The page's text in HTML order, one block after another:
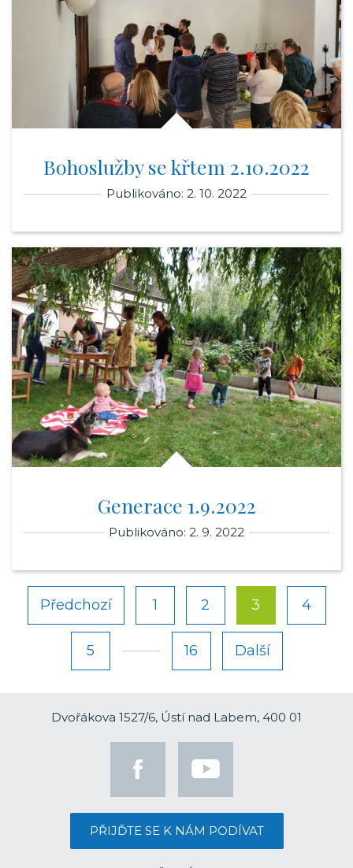
Bohoslužby se křtem 2.10.2022
Publikováno: 2. 10. 2022
Generace 1.9.2022
Publikováno: 2. 9. 2022
Předchozí 1 2 3 4
5 16 Další
Dvořákova 1527/6, Ústí nad Labem, 400 01
PŘIJĎTE SE K NÁM PODÍVAT